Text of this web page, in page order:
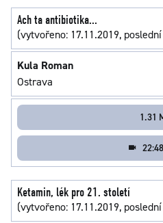
Ach ta antibiotika...
(vytvořeno: 17.11.2019,
Kula Roman
Ostrava
1.31
Ketamin, lék pro 21. století
(vytvořeno: 17.11.2019,